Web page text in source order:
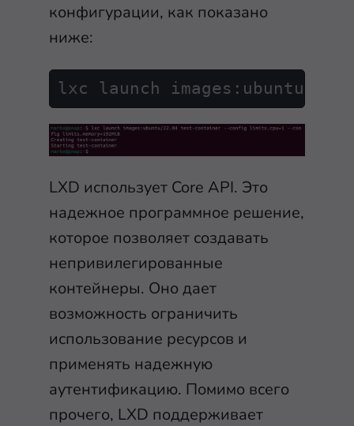
конфигурации, как показано
ниже:
lxc launch images:ubuntu/
LXD использует Core API. Это
надежное программное решение,
которое позволяет создавать
непривилегированные
контейнеры. Оно дает
возможность ограничить
использование ресурсов и
применять надежную
аутентификацию. Помимо всего
прочего, LXD поддерживает